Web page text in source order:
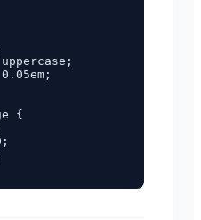
{